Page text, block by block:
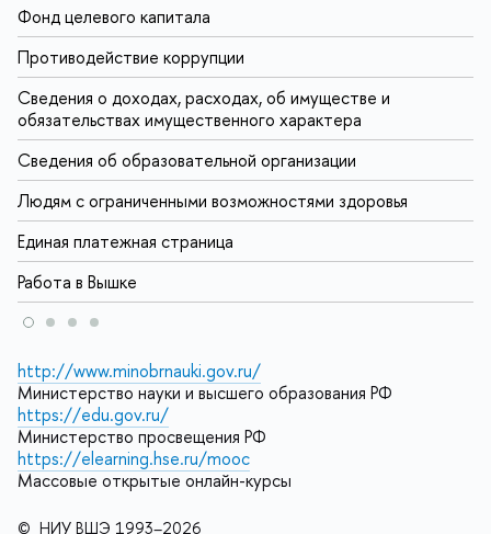
Фонд целевого капитала
Противодействие коррупции
Сведения о доходах, расходах, об имуществе и
обязательствах имущественного характера
Сведения об образовательной организации
Людям с ограниченными возможностями здоровья
Единая платежная страница
Работа в Вышке
http://www.minobrnauki.gov.ru/
Министерство науки и высшего образования РФ
https://edu.gov.ru/
Министерство просвещения РФ
https://elearning.hse.ru/mooc
Массовые открытые онлайн-курсы
© НИУ ВШЭ 1993–2026